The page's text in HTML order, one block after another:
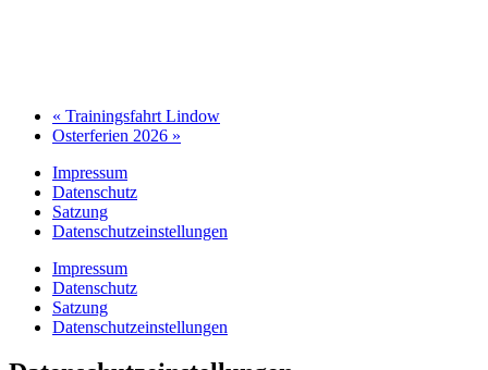
« Trainingsfahrt Lindow
Osterferien 2026 »
Impressum
Datenschutz
Satzung
Datenschutzeinstellungen
Impressum
Datenschutz
Satzung
Datenschutzeinstellungen